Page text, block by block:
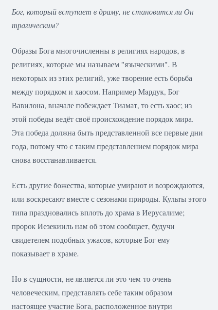
Бог, который вступает в драму, не становится ли Он
трагическим?
Образы Бога многочисленны в религиях народов, в
религиях, которые мы называем "языческими". В
некоторых из этих религий, уже творение есть борьба
между порядком и хаосом. Например Maрдук, Бог
Вавилона, вначале побеждает Tиамат, то есть хаос; из
этой победы ведёт своё происхождение порядок мира.
Эта победа должна быть представленной все первые дни
года, потому что с таким представлением порядок мира
снова восстанавливается.
Есть другие божества, которые умирают и возрождаются,
или воскресают вместе с сезонами природы. Культы этого
типа праздновались вплоть до храма в Иерусалиме;
пророк Иезекииль нам об этом сообщает, будучи
свидетелем подобных ужасов, которые Бог ему
показывает в храме.
Но в сущности, не является ли это чем-то очень
человеческим, представлять себе таким образом
настоящее участие Бога, расположенное внутри